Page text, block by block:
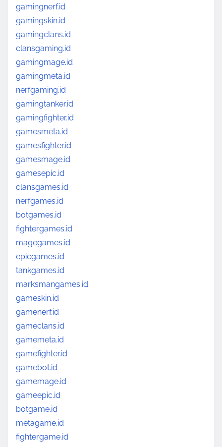
gamingnerf.id
gamingskin.id
gamingclans.id
clansgaming.id
gamingmage.id
gamingmeta.id
nerfgaming.id
gamingtanker.id
gamingfighter.id
gamesmeta.id
gamesfighter.id
gamesmage.id
gamesepic.id
clansgames.id
nerfgames.id
botgames.id
fightergames.id
magegames.id
epicgames.id
tankgames.id
marksmangames.id
gameskin.id
gamenerf.id
gameclans.id
gamemeta.id
gamefighter.id
gamebot.id
gamemage.id
gameepic.id
botgame.id
metagame.id
fightergame.id